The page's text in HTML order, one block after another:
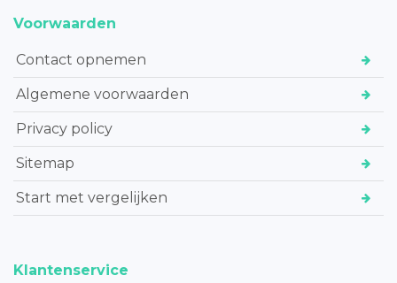
Voorwaarden
Contact opnemen
Algemene voorwaarden
Privacy policy
Sitemap
Start met vergelijken
Klantenservice